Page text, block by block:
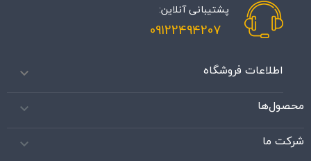
پشتیبانی آنلاین:
اطلاعات فروشگاه 
محصول‌ها 
شرکت ما 